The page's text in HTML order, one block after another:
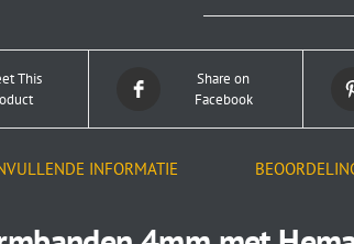
This
Share on
Facebook
INFORMATIE